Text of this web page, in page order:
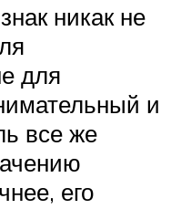
никак не
для
и
все же
его